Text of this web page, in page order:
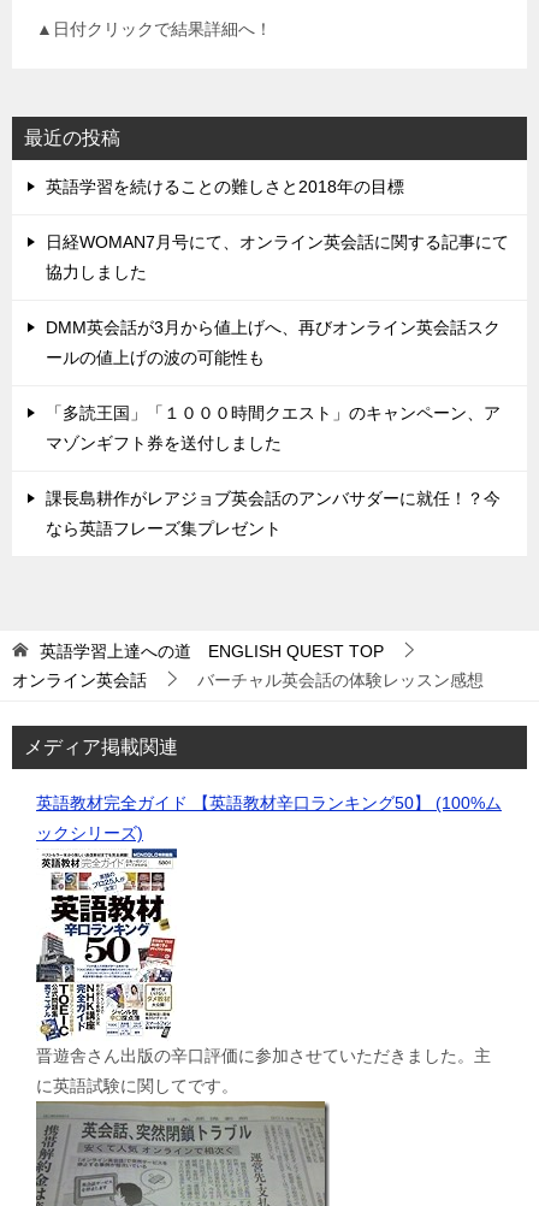
▲日付クリックで結果詳細へ！
最近の投稿
英語学習を続けることの難しさと2018年の目標
日経WOMAN7月号にて、オンライン英会話に関する記事にて
協力しました
DMM英会話が3月から値上げへ、再びオンライン英会話スク
ールの値上げの波の可能性も
「多読王国」「１０００時間クエスト」のキャンペーン、ア
マゾンギフト券を送付しました
課長島耕作がレアジョブ英会話のアンバサダーに就任！？今
なら英語フレーズ集プレゼント
英語学習上達への道 ENGLISH QUEST TOP
オンライン英会話
バーチャル英会話の体験レッスン感想
メディア掲載関連
英語教材完全ガイド 【英語教材辛口ランキング50】 (100%ム
ックシリーズ)
晋遊舎さん出版の辛口評価に参加させていただきました。主
に英語試験に関してです。